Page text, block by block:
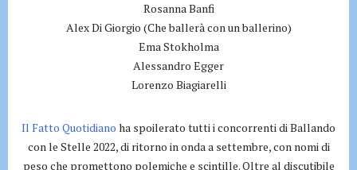
Rosanna Banfi
Alex Di Giorgio (Che ballerà con un ballerino)
Ema Stokholma
Alessandro Egger
Lorenzo Biagiarelli
Il Fatto Quotidiano ha spoilerato tutti i concorrenti di Ballando
con le Stelle 2022, di ritorno in onda a settembre, con nomi di
peso che promettono polemiche e scintille. Oltre al discutibile